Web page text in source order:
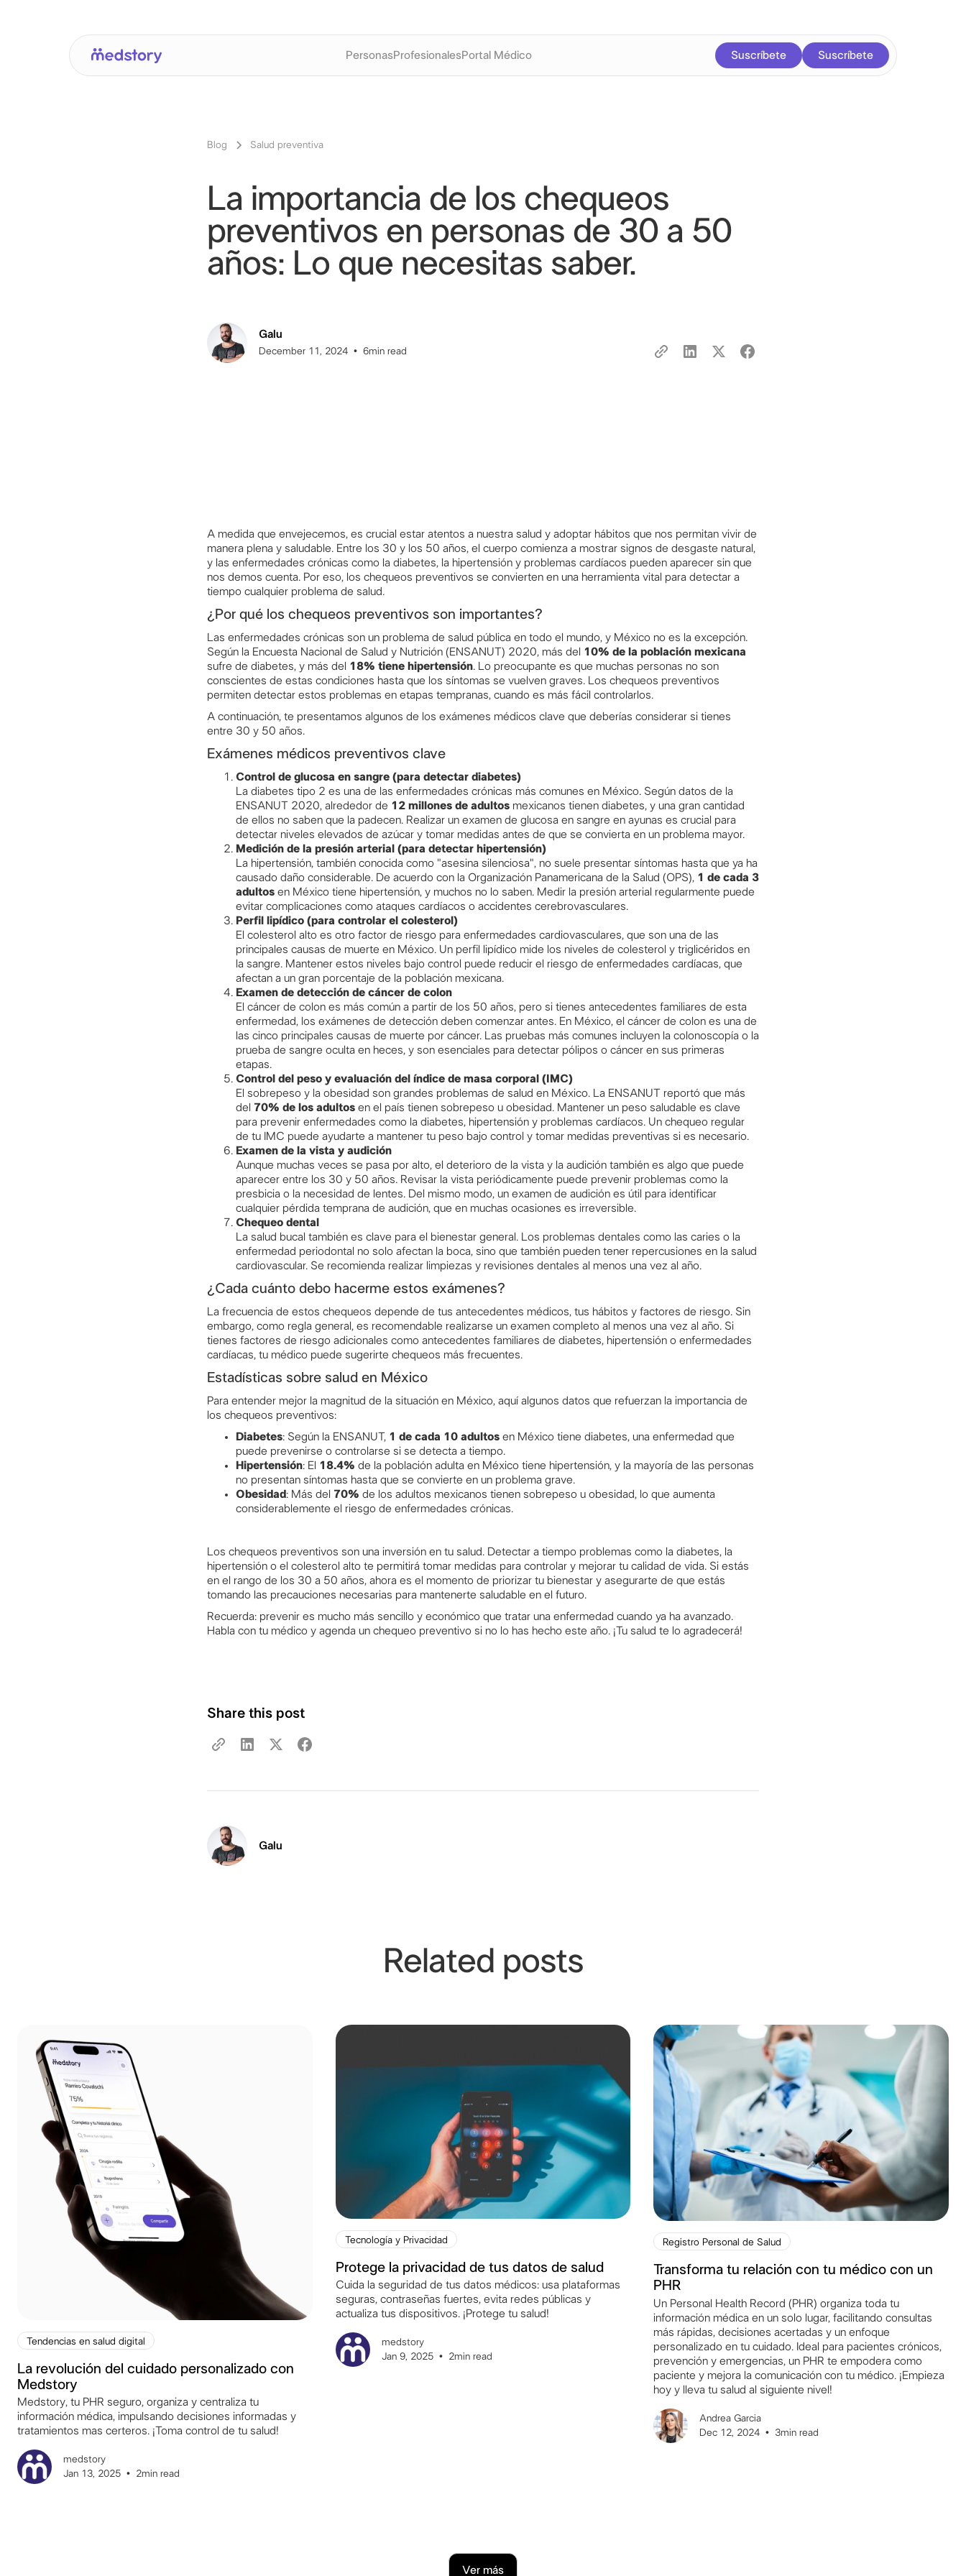
PersonasProfesionalesPortal Médico Suscríbete Suscríbete
Blog Salud preventiva
La importancia de los chequeos
preventivos en personas de 30 a 50
años: Lo que necesitas saber.
Galu
December 11, 2024 • 6min read
A medida que envejecemos, es crucial estar atentos a nuestra salud y adoptar hábitos que nos permitan vivir de
manera plena y saludable. Entre los 30 y los 50 años, el cuerpo comienza a mostrar signos de desgaste natural,
y las enfermedades crónicas como la diabetes, la hipertensión y problemas cardíacos pueden aparecer sin que
nos demos cuenta. Por eso, los chequeos preventivos se convierten en una herramienta vital para detectar a
tiempo cualquier problema de salud.
¿Por qué los chequeos preventivos son importantes?
Las enfermedades crónicas son un problema de salud pública en todo el mundo, y México no es la excepción.
Según la Encuesta Nacional de Salud y Nutrición (ENSANUT) 2020, más del 10% de la población mexicana
sufre de diabetes, y más del 18% tiene hipertensión. Lo preocupante es que muchas personas no son
conscientes de estas condiciones hasta que los síntomas se vuelven graves. Los chequeos preventivos
permiten detectar estos problemas en etapas tempranas, cuando es más fácil controlarlos.
A continuación, te presentamos algunos de los exámenes médicos clave que deberías considerar si tienes
entre 30 y 50 años.
Exámenes médicos preventivos clave
Control de glucosa en sangre (para detectar diabetes)
La diabetes tipo 2 es una de las enfermedades crónicas más comunes en México. Según datos de la
ENSANUT 2020, alrededor de 12 millones de adultos mexicanos tienen diabetes, y una gran cantidad
de ellos no saben que la padecen. Realizar un examen de glucosa en sangre en ayunas es crucial para
detectar niveles elevados de azúcar y tomar medidas antes de que se convierta en un problema mayor.
Medición de la presión arterial (para detectar hipertensión)
La hipertensión, también conocida como "asesina silenciosa", no suele presentar síntomas hasta que ya ha
causado daño considerable. De acuerdo con la Organización Panamericana de la Salud (OPS), 1 de cada 3
adultos en México tiene hipertensión, y muchos no lo saben. Medir la presión arterial regularmente puede
evitar complicaciones como ataques cardíacos o accidentes cerebrovasculares.
Perfil lipídico (para controlar el colesterol)
El colesterol alto es otro factor de riesgo para enfermedades cardiovasculares, que son una de las
principales causas de muerte en México. Un perfil lipídico mide los niveles de colesterol y triglicéridos en
la sangre. Mantener estos niveles bajo control puede reducir el riesgo de enfermedades cardíacas, que
afectan a un gran porcentaje de la población mexicana.
Examen de detección de cáncer de colon
El cáncer de colon es más común a partir de los 50 años, pero si tienes antecedentes familiares de esta
enfermedad, los exámenes de detección deben comenzar antes. En México, el cáncer de colon es una de
las cinco principales causas de muerte por cáncer. Las pruebas más comunes incluyen la colonoscopía o la
prueba de sangre oculta en heces, y son esenciales para detectar pólipos o cáncer en sus primeras
etapas.
Control del peso y evaluación del índice de masa corporal (IMC)
El sobrepeso y la obesidad son grandes problemas de salud en México. La ENSANUT reportó que más
del 70% de los adultos en el país tienen sobrepeso u obesidad. Mantener un peso saludable es clave
para prevenir enfermedades como la diabetes, hipertensión y problemas cardíacos. Un chequeo regular
de tu IMC puede ayudarte a mantener tu peso bajo control y tomar medidas preventivas si es necesario.
Examen de la vista y audición
Aunque muchas veces se pasa por alto, el deterioro de la vista y la audición también es algo que puede
aparecer entre los 30 y 50 años. Revisar la vista periódicamente puede prevenir problemas como la
presbicia o la necesidad de lentes. Del mismo modo, un examen de audición es útil para identificar
cualquier pérdida temprana de audición, que en muchas ocasiones es irreversible.
Chequeo dental
La salud bucal también es clave para el bienestar general. Los problemas dentales como las caries o la
enfermedad periodontal no solo afectan la boca, sino que también pueden tener repercusiones en la salud
cardiovascular. Se recomienda realizar limpiezas y revisiones dentales al menos una vez al año.
¿Cada cuánto debo hacerme estos exámenes?
La frecuencia de estos chequeos depende de tus antecedentes médicos, tus hábitos y factores de riesgo. Sin
embargo, como regla general, es recomendable realizarse un examen completo al menos una vez al año. Si
tienes factores de riesgo adicionales como antecedentes familiares de diabetes, hipertensión o enfermedades
cardíacas, tu médico puede sugerirte chequeos más frecuentes.
Estadísticas sobre salud en México
Para entender mejor la magnitud de la situación en México, aquí algunos datos que refuerzan la importancia de
los chequeos preventivos:
Diabetes: Según la ENSANUT, 1 de cada 10 adultos en México tiene diabetes, una enfermedad que
puede prevenirse o controlarse si se detecta a tiempo.
Hipertensión: El 18.4% de la población adulta en México tiene hipertensión, y la mayoría de las personas
no presentan síntomas hasta que se convierte en un problema grave.
Obesidad: Más del 70% de los adultos mexicanos tienen sobrepeso u obesidad, lo que aumenta
considerablemente el riesgo de enfermedades crónicas.
Los chequeos preventivos son una inversión en tu salud. Detectar a tiempo problemas como la diabetes, la
hipertensión o el colesterol alto te permitirá tomar medidas para controlar y mejorar tu calidad de vida. Si estás
en el rango de los 30 a 50 años, ahora es el momento de priorizar tu bienestar y asegurarte de que estás
tomando las precauciones necesarias para mantenerte saludable en el futuro.
Recuerda: prevenir es mucho más sencillo y económico que tratar una enfermedad cuando ya ha avanzado.
Habla con tu médico y agenda un chequeo preventivo si no lo has hecho este año. ¡Tu salud te lo agradecerá!
Share this post
Galu
Related posts
Tendencias en salud digital
La revolución del cuidado personalizado con
Medstory
Medstory, tu PHR seguro, organiza y centraliza tu
información médica, impulsando decisiones informadas y
tratamientos mas certeros. ¡Toma control de tu salud!
medstory
Jan 13, 2025 • 2min read
Tecnología y Privacidad
Protege la privacidad de tus datos de salud
Cuida la seguridad de tus datos médicos: usa plataformas
seguras, contraseñas fuertes, evita redes públicas y
actualiza tus dispositivos. ¡Protege tu salud!
medstory
Jan 9, 2025 • 2min read
Registro Personal de Salud
Transforma tu relación con tu médico con un
PHR
Un Personal Health Record (PHR) organiza toda tu
información médica en un solo lugar, facilitando consultas
más rápidas, decisiones acertadas y un enfoque
personalizado en tu cuidado. Ideal para pacientes crónicos,
prevención y emergencias, un PHR te empodera como
paciente y mejora la comunicación con tu médico. ¡Empieza
hoy y lleva tu salud al siguiente nivel!
Andrea Garcia
Dec 12, 2024 • 3min read
Ver más